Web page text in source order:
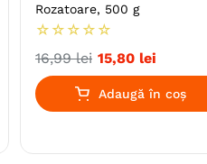
Rozatoare, 500 g
☆ ☆ ☆ ☆ ☆
16,99 lei 15,80 lei
Adaugă în coș